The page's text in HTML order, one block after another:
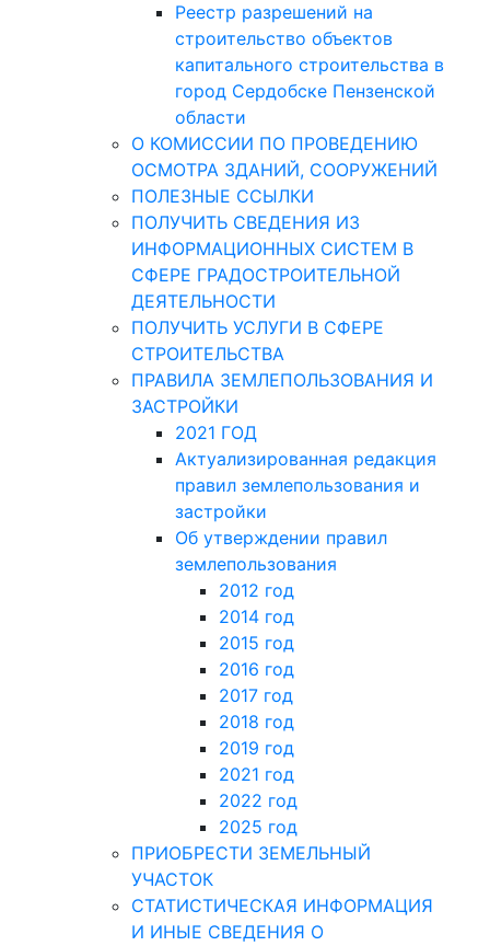
Реестр разрешений на
строительство объектов
капитального строительства в
город Сердобске Пензенской
области
О КОМИССИИ ПО ПРОВЕДЕНИЮ
ОСМОТРА ЗДАНИЙ, СООРУЖЕНИЙ
ПОЛЕЗНЫЕ ССЫЛКИ
ПОЛУЧИТЬ СВЕДЕНИЯ ИЗ
ИНФОРМАЦИОННЫХ СИСТЕМ В
СФЕРЕ ГРАДОСТРОИТЕЛЬНОЙ
ДЕЯТЕЛЬНОСТИ
ПОЛУЧИТЬ УСЛУГИ В СФЕРЕ
СТРОИТЕЛЬСТВА
ПРАВИЛА ЗЕМЛЕПОЛЬЗОВАНИЯ И
ЗАСТРОЙКИ
2021 ГОД
Актуализированная редакция
правил землепользования и
застройки
Об утверждении правил
землепользования
2012 год
2014 год
2015 год
2016 год
2017 год
2018 год
2019 год
2021 год
2022 год
2025 год
ПРИОБРЕСТИ ЗЕМЕЛЬНЫЙ
УЧАСТОК
СТАТИСТИЧЕСКАЯ ИНФОРМАЦИЯ
И ИНЫЕ СВЕДЕНИЯ О